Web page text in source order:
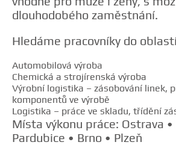
dlouhodobého zaměstnání.
Hledáme pracovníky do
Automobilová výroba
Chemická a strojírenská výroba
Výrobní logistika – zásobování linek,
komponentů ve výrobě
Logistika – práce ve skladu, třídění
Místa výkonu práce: Ostrava •
Pardubice • Brno • Plzeň